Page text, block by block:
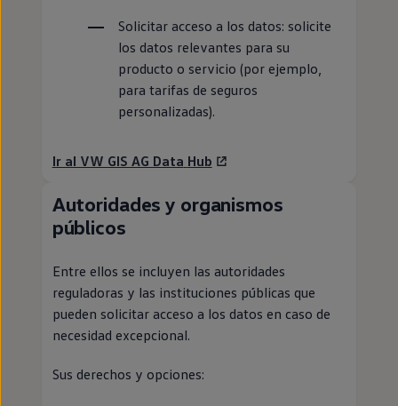
Solicitar acceso a los datos: solicite
los datos relevantes para su
producto o servicio (por ejemplo,
para tarifas de seguros
personalizadas).
Ir al VW GIS AG Data Hub
Autoridades y organismos
públicos
Entre ellos se incluyen las autoridades
reguladoras y las instituciones públicas que
pueden solicitar acceso a los datos en caso de
necesidad excepcional.
Sus derechos y opciones: